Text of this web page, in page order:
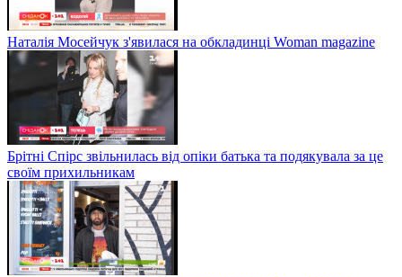
Наталія Мосейчук з'явилася на обкладинці Woman magazine
Брітні Спірс звільнилась від опіки батька та подякувала за це
своїм прихильникам